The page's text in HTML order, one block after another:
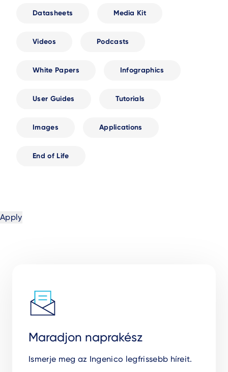
Datasheets Media Kit
Videos Podcasts
White Papers Infographics
User Guides Tutorials
Images Applications
End of Life
Maradjon naprakész
Ismerje meg az Ingenico legfrissebb híreit.